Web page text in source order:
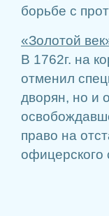
борьбе с
«Золотой
В 1762г. на
отменил
дворян, но и
право на
офицерского